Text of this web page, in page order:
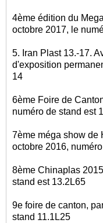
4ème édition du
octobre 2017, le
5. Iran Plast 13.-17.
d'exposition
14
6ème Foire de
numéro de stand est
7ème méga show de
octobre 2016,
8ème Chinaplas
stand est 13.2L65
9e foire de canton,
stand 11.1L25